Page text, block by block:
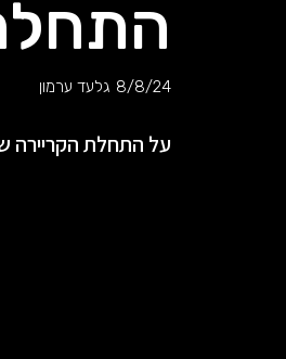
8/8/24 גלעד ערמון
על התחלת הקריירה